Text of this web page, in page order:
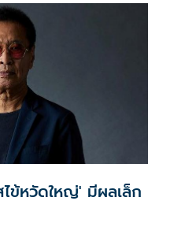
ข้หวัดใหญ่' มีผลเล็ก